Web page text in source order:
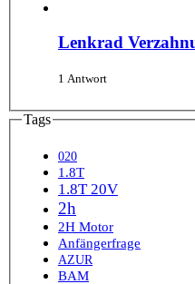
Lenkrad
1 Antwort
Tags
020
1.8T
1.8T 20V
2h
2H Motor
Anfängerfrage
AZUR
BAM